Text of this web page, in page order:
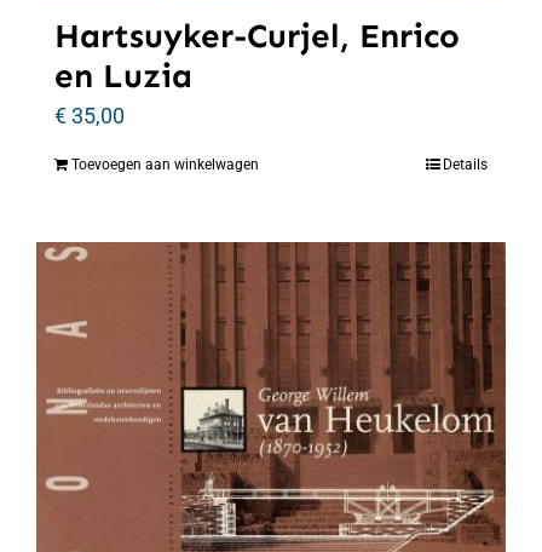
Hartsuyker-Curjel, Enrico
en Luzia
€35,00
Toevoegen aan winkelwagen Details